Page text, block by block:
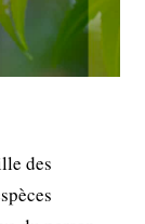
des